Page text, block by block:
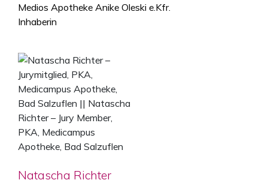
Medios Apotheke Anike Oleski e.Kfr.
Inhaberin
Natascha Richter